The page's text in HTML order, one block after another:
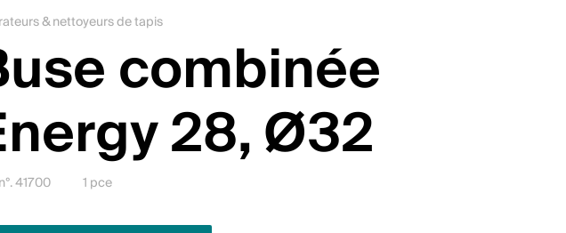
& nettoyeurs de tapis
combinée
28, Ø32
41700 1 pce